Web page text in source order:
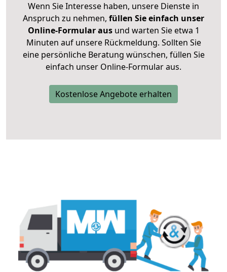
Wenn Sie Interesse haben, unsere Dienste in
Anspruch zu nehmen, füllen Sie einfach unser
Online-Formular ausund warten Sie etwa 1
Minuten auf unsere Rückmeldung. Sollten Sie
eine persönliche Beratung wünschen, füllen Sie
einfach unser Online-Formular aus.
Kostenlose Angebote erhalten